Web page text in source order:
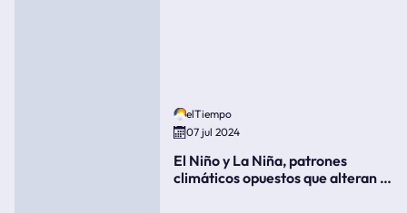
elTiempo
07 jul 2024
El Niño y La Niña, patrones
climáticos opuestos que alteran la